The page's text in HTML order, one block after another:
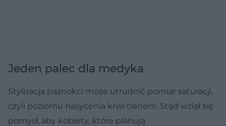
Jeden palec dla medyka
Stylizacja paznokci może utrudnić pomiar saturacji,
czyli poziomu nasycenia krwi tlenem. Stąd wziął się
pomysł, aby kobiety, które planują